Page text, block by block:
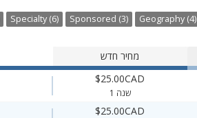
Specialty (6) Sponsored (3) Geography (4)
מחיר חדש
$25.00CAD
1 שנה
$25.00CAD